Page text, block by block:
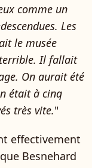
comme un
Les
le musée
Il fallait
On aurait été
était à cinq
très vite."
effectivement
Besnehard